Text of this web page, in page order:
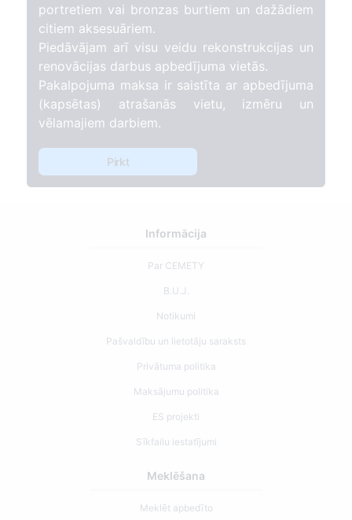
portretiem vai bronzas burtiem un dažādiem
citiem aksesuāriem.
Piedāvājam arī visu veidu rekonstrukcijas un
renovācijas darbus apbedījuma vietās.
Pakalpojuma maksa ir saistīta ar apbedījuma
(kapsētas) atrašanās vietu, izmēru un
vēlamajiem darbiem.
Pirkt
Informācija
Par CEMETY
B.U.J.
Notikumi
Pašvaldību un lietotāju saraksts
Privātuma politika
Maksājumu politika
ES projekti
Sīkfailu iestatījumi
Meklēšana
Meklēt apbedīto